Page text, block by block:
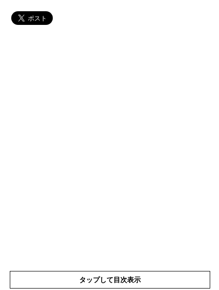
タップして目次表示